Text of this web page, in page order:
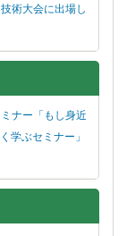
術大会に出場し
ナー「もし身近
学ぶセミナー」